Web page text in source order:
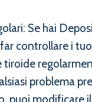
Se hai
controllare i
tiroide
problema